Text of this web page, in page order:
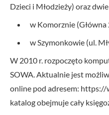
Dzieci i Młodzieży) oraz
w Komorznie
w Szymonkowie (ul.
W 2010 r. rozpoczęto
SOWA. Aktualnie jest
online pod adresem: https://
katalog obejmuje cały